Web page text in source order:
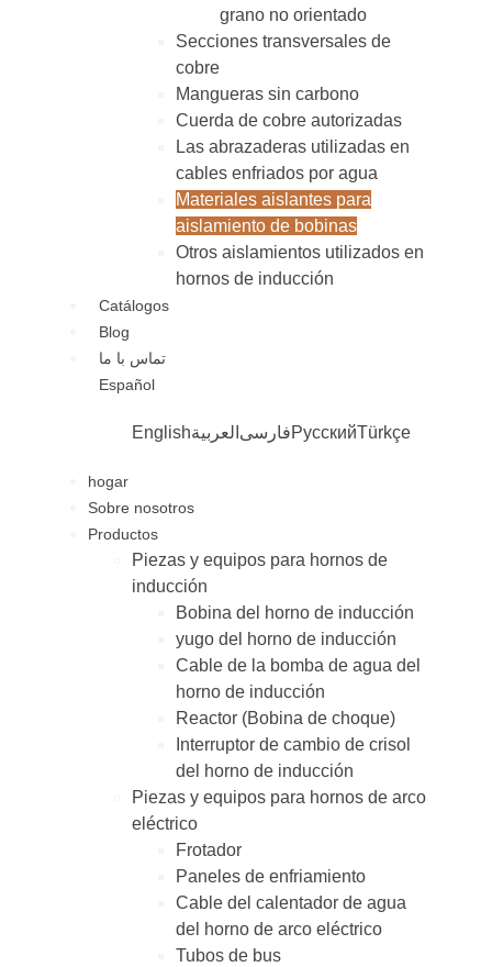
grano no orientado
Secciones transversales de
cobre
Mangueras sin carbono
Cuerda de cobre autorizadas
Las abrazaderas utilizadas en
cables enfriados por agua
Materiales aislantes para
aislamiento de bobinas
Otros aislamientos utilizados en
hornos de inducción
Catálogos
Blog
تماس با ما
Español
English فارسی العربية РусскийTürkçe
hogar
Sobre nosotros
Productos
Piezas y equipos para hornos de
inducción
Bobina del horno de inducción
yugo del horno de inducción
Cable de la bomba de agua del
horno de inducción
Reactor (Bobina de choque)
Interruptor de cambio de crisol
del horno de inducción
Piezas y equipos para hornos de arco
eléctrico
Frotador
Paneles de enfriamiento
Cable del calentador de agua
del horno de arco eléctrico
Tubos de bus